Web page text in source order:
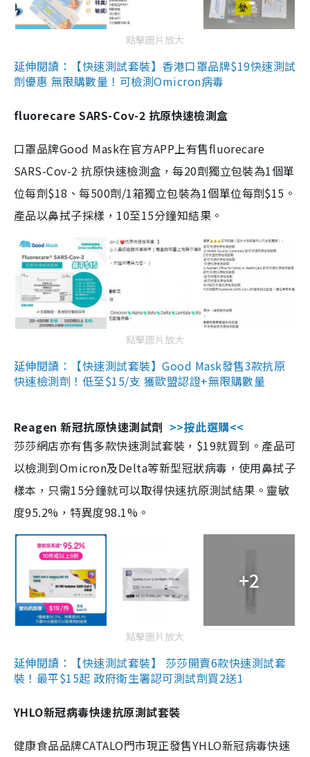
點擊圖片放大
延伸閱讀：【快速測試套裝】香港口罩品牌$19快速測試
劑優惠 無限購數量！可檢測Omicron病毒
fluorecare SARS-Cov-2 抗原快速檢測盒
口罩品牌Good Mask在官方APP上有售fluorecare
SARS-Cov-2 抗原快速檢測盒，每20劑獨立包裝為1個單
位每劑$18、每500劑/1箱獨立包裝為1個單位每劑$15。
產品以鼻拭子採樣，10至15分鐘知結果。
點擊圖片放大
延伸閱讀：【快速測試套裝】Good Mask發售3款抗原
快速檢測劑！低至$15/支 獲歐盟認證+無限購數量
Reagen 新冠抗原快速測試劑 >>按此選購<<
莎莎網店亦有售多款快速測試套裝，$19就買到。產品可
以檢測到Omicron及Delta等新型冠狀病毒，使用鼻拭子
樣本，只需15分鐘就可以取得快速抗原測試結果。靈敏
度95.2%，特異度98.1%。
+2
點擊圖片放大
延伸閱讀：【快速測試套裝】 莎莎開賣6款快速測試套
裝！最平$15起 政府衛生署認可測試劑買2送1
YHLO新冠病毒快速抗原測試套裝
健康食品品牌CATALO門市現正發售YHLO新冠病毒快速